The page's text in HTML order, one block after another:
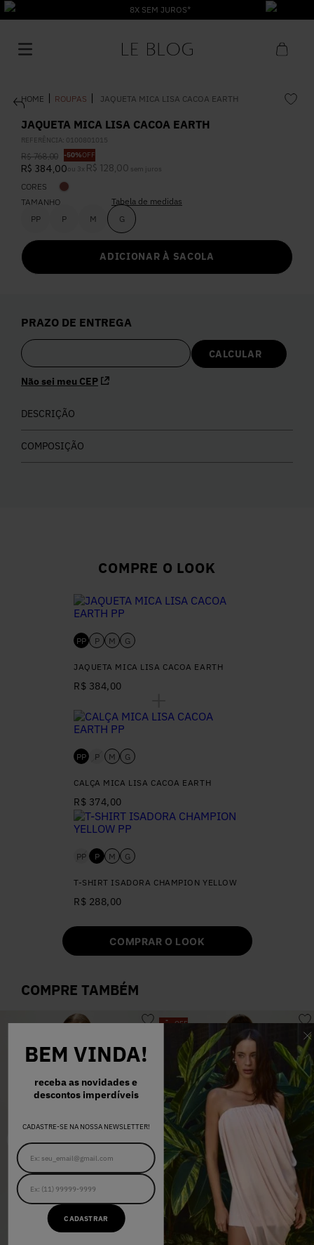
BEM VINDA!
receba as novidades e
descontos imperdíveis
CADASTRE-SE NA NOSSA NEWSLETTER!
CADASTRAR
8X SEM JUROS*
ROUPAS JAQUETA MICA LISA CACOA EARTH
JAQUETA MICA LISA CACOA EARTH
REFERÊNCIA: 0100801015
R$ 768,00 -50%OFF
R$ 384,00 ou 3 x R$ 128 00 sem juros
CORES
TAMANHO
PP
P M G
Tabela de medidas
ADICIONAR À SACOLA
PRAZO DE ENTREGA
Não sei meu CEP
DESCRIÇÃO
COMPOSIÇÃO
COMPRE O LOOK
PP P M G
JAQUETA MICA LISA CACOA EARTH
R$ 384,00
PP P M G
CALÇA MICA LISA CACOA EARTH
R$ 374,00
PP P M G
T-SHIRT ISADORA CHAMPION YELLOW
R$ 288,00
COMPRAR O LOOK
COMPRE TAMBÉM
- OFF
1º Vestido
2º
5º Calça
6º Colete
7º Vestidos
Camisa